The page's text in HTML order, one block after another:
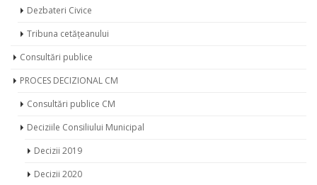
Dezbateri Civice
Tribuna cetățeanului
Consultări publice
PROCES DECIZIONAL CM
Consultări publice CM
Deciziile Consiliului Municipal
Decizii 2019
Decizii 2020